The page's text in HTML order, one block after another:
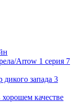
Arrow 1 серия 7
запада 3
качестве